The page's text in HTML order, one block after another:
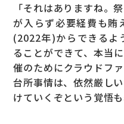
「それはありますね。
が入らず必要経費も賄
(2022年)からできるよ
ることができて、本当
催のためにクラウドフ
台所事情は、依然厳し
けていくぞという覚悟も